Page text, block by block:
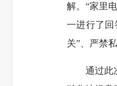
解。“家里
一进行了回
关”、严禁
通过此次